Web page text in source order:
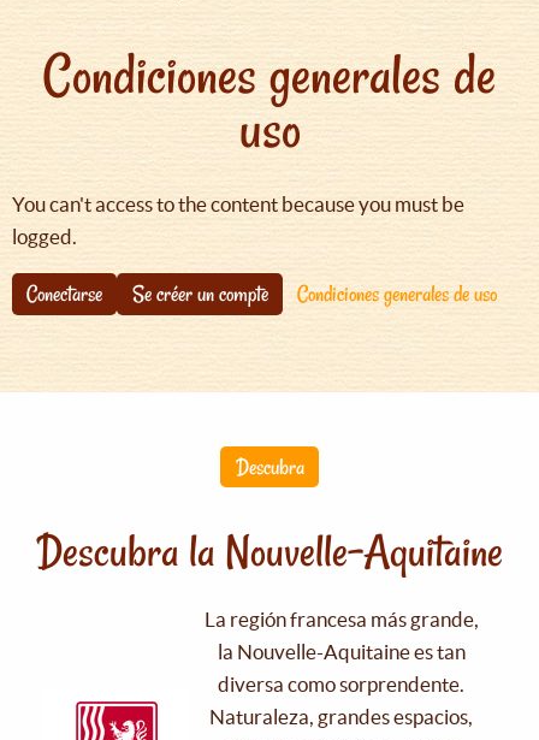
ayuda
navegación
Condiciones generales de
uso
You can't access to the content because you must be
logged.
Conectarse Se créer un compte Condiciones generales de uso
Descubra
Descubra la Nouvelle-Aquitaine
La región francesa más grande,
la Nouvelle-Aquitaine es tan
diversa como sorprendente.
Naturaleza, grandes espacios,